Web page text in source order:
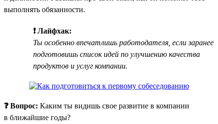
выполнять обязанности.
❗ Лайфхак:
Ты особенно впечатлишь работодателя, если заранее
подготовишь список идей по улучшению качества
продуктов и услуг компании.
❓ Вопрос: Каким ты видишь свое развитие в компании
в ближайшие годы?